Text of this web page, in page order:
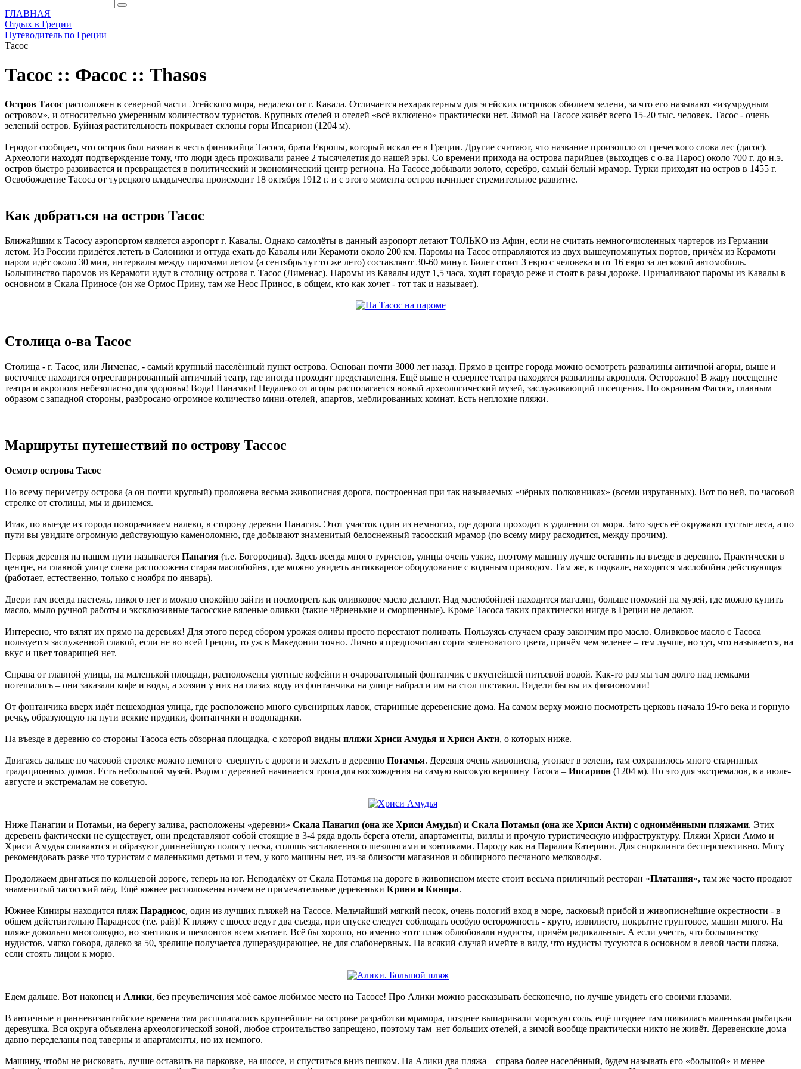
ГЛАВНАЯ
Отдых в Греции
Путеводитель по Греции
Тасос
Тасос :: Фасос :: Thasos
Остров Тасос расположен в северной части Эгейского моря, недалеко от г. Кавала. Отличается нехарактерным для эгейских островов обилием зелени, за что его называют «изумрудным
островом», и относительно умеренным количеством туристов. Крупных отелей и отелей «всё включено» практически нет. Зимой на Тасосе живёт всего 15-20 тыс. человек. Тасос - очень
зеленый остров. Буйная растительность покрывает склоны горы Ипсарион (1204 м).
Геродот сообщает, что остров был назван в честь финикийца Тасоса, брата Европы, который искал ее в Греции. Другие считают, что название произошло от греческого слова лес (дасос).
Археологи находят подтверждение тому, что люди здесь проживали ранее 2 тысячелетия до нашей эры. Со времени прихода на острова парийцев (выходцев с о-ва Парос) около 700 г. до н.э.
остров быстро развивается и превращается в политический и экономический центр региона. На Тасосе добывали золото, серебро, самый белый мрамор. Турки приходят на остров в 1455 г.
Освобождение Тасоса от турецкого владычества происходит 18 октября 1912 г. и с этого момента остров начинает стремительное развитие.
Как добраться на остров Тасос
Ближайшим к Тасосу аэропортом является аэропорт г. Кавалы. Однако самолёты в данный аэропорт летают ТОЛЬКО из Афин, если не считать немногочисленных чартеров из Германии
летом. Из России придётся лететь в Салоники и оттуда ехать до Кавалы или Керамоти около 200 км. Паромы на Тасос отправляются из двух вышеупомянутых портов, причём из Керамоти
паром идёт около 30 мин, интервалы между паромами летом (а сентябрь тут то же лето) составляют 30-60 минут. Билет стоит 3 евро c человека и от 16 евро за легковой автомобиль.
Большинство паромов из Керамоти идут в столицу острова г. Тасос (Лименас). Паромы из Кавалы идут 1,5 часа, ходят гораздо реже и стоят в разы дороже. Причаливают паромы из Кавалы в
основном в Скала Приносе (он же Ормос Прину, там же Неос Принос, в общем, кто как хочет - тот так и называет).
Столица о-ва Тасос
Столица - г. Тасос, или Лименас, - самый крупный населённый пункт острова. Основан почти 3000 лет назад. Прямо в центре города можно осмотреть развалины античной агоры, выше и
восточнее находится отреставрированный античный театр, где иногда проходят представления. Ещё выше и севернее театра находятся развалины акрополя. Осторожно! В жару посещение
театра и акрополя небезопасно для здоровья! Вода! Панамки! Недалеко от агоры располагается новый археологический музей, заслуживающий посещения. По окраинам Фасоса, главным
образом с западной стороны, разбросано огромное количество мини-отелей, апартов, меблированных комнат. Есть неплохие пляжи.
Маршруты путешествий по острову Тассос
Осмотр острова Тасос
По всему периметру острова (а он почти круглый) проложена весьма живописная дорога, построенная при так называемых «чёрных полковниках» (всеми изруганных). Вот по ней, по часовой
стрелке от столицы, мы и двинемся.
Итак, по выезде из города поворачиваем налево, в сторону деревни Панагия. Этот участок один из немногих, где дорога проходит в удалении от моря. Зато здесь её окружают густые леса, а по
пути вы увидите огромную действующую каменоломню, где добывают знаменитый белоснежный тасосский мрамор (по всему миру расходится, между прочим).
Первая деревня на нашем пути называется Панагия (т.е. Богородица). Здесь всегда много туристов, улицы очень узкие, поэтому машину лучше оставить на въезде в деревню. Практически в
центре, на главной улице слева расположена старая маслобойня, где можно увидеть антикварное оборудование с водяным приводом. Там же, в подвале, находится маслобойня действующая
(работает, естественно, только с ноября по январь).
Двери там всегда настежь, никого нет и можно спокойно зайти и посмотреть как оливковое масло делают. Над маслобойней находится магазин, больше похожий на музей, где можно купить
масло, мыло ручной работы и эксклюзивные тасосские вяленые оливки (такие чёрненькие и сморщенные). Кроме Тасоса таких практически нигде в Греции не делают.
Интересно, что вялят их прямо на деревьях! Для этого перед сбором урожая оливы просто перестают поливать. Пользуясь случаем сразу закончим про масло. Оливковое масло с Тасоса
пользуется заслуженной славой, если не во всей Греции, то уж в Македонии точно. Лично я предпочитаю сорта зеленоватого цвета, причём чем зеленее – тем лучше, но тут, что называется, на
вкус и цвет товарищей нет.
Справа от главной улицы, на маленькой площади, расположены уютные кофейни и очаровательный фонтанчик с вкуснейшей питьевой водой. Как-то раз мы там долго над немками
потешались – они заказали кофе и воды, а хозяин у них на глазах воду из фонтанчика на улице набрал и им на стол поставил. Видели бы вы их физиономии!
От фонтанчика вверх идёт пешеходная улица, где расположено много сувенирных лавок, старинные деревенские дома. На самом верху можно посмотреть церковь начала 19-го века и горную
речку, образующую на пути всякие прудики, фонтанчики и водопадики.
На въезде в деревню со стороны Тасоса есть обзорная площадка, с которой видны пляжи Хриси Амудья и Хриси Акти, о которых ниже.
Двигаясь дальше по часовой стрелке можно немного свернуть с дороги и заехать в деревню Потамья. Деревня очень живописна, утопает в зелени, там сохранилось много старинных
традиционных домов. Есть небольшой музей. Рядом с деревней начинается тропа для восхождения на самую высокую вершину Тасоса – Ипсарион (1204 м). Но это для экстремалов, в а июле-
августе и экстремалам не советую.
Ниже Панагии и Потамьи, на берегу залива, расположены «деревни» Скала Панагия (она же Хриси Амудья) и Скала Потамья (она же Хриси Акти) с одноимёнными пляжами. Этих
деревень фактически не существует, они представляют собой стоящие в 3-4 ряда вдоль берега отели, апартаменты, виллы и прочую туристическую инфраструктуру. Пляжи Хриси Аммо и
Хриси Амудья сливаются и образуют длиннейшую полосу песка, сплошь заставленного шезлонгами и зонтиками. Народу как на Паралия Катерини. Для снорклинга бесперспективно. Могу
рекомендовать разве что туристам с маленькими детьми и тем, у кого машины нет, из-за близости магазинов и обширного песчаного мелководья.
Продолжаем двигаться по кольцевой дороге, теперь на юг. Неподалёку от Скала Потамья на дороге в живописном месте стоит весьма приличный ресторан «Платания», там же часто продают
знаменитый тасосский мёд. Ещё южнее расположены ничем не примечательные деревеньки Крини и Кинира.
Южнее Киниры находится пляж Парадисос, один из лучших пляжей на Тасосе. Мельчайший мягкий песок, очень пологий вход в море, ласковый прибой и живописнейшие окрестности - в
общем действительно Парадисос (т.е. рай)! К пляжу с шоссе ведут два съезда, при спуске следует соблюдать особую осторожность - круто, извилисто, покрытие грунтовое, машин много. На
пляже довольно многолюдно, но зонтиков и шезлонгов всем хватает. Всё бы хорошо, но именно этот пляж облюбовали нудисты, причём радикальные. А если учесть, что большинству
нудистов, мягко говоря, далеко за 50, зрелище получается душераздирающее, не для слабонервных. На всякий случай имейте в виду, что нудисты тусуются в основном в левой части пляжа,
если стоять лицом к морю.
Едем дальше. Вот наконец и Алики, без преувеличения моё самое любимое место на Тасосе! Про Алики можно рассказывать бесконечно, но лучше увидеть его своими глазами.
В античные и ранневизантийские времена там располагались крупнейшие на острове разработки мрамора, позднее выпаривали морскую соль, ещё позднее там появилась маленькая рыбацкая
деревушка. Вся округа объявлена археологической зоной, любое строительство запрещено, поэтому там нет больших отелей, а зимой вообще практически никто не живёт. Деревенские дома
давно переделаны под таверны и апартаменты, но их немного.
Машину, чтобы не рисковать, лучше оставить на парковке, на шоссе, и спуститься вниз пешком. На Алики два пляжа – справа более населённый, будем называть его «большой» и менее